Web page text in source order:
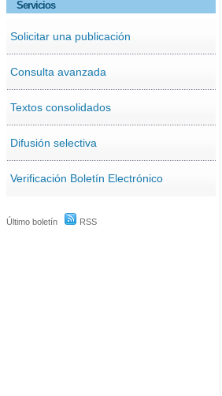
Servicios
Solicitar una publicación
Consulta avanzada
Textos consolidados
Difusión selectiva
Verificación Boletín Electrónico
Último boletín RSS